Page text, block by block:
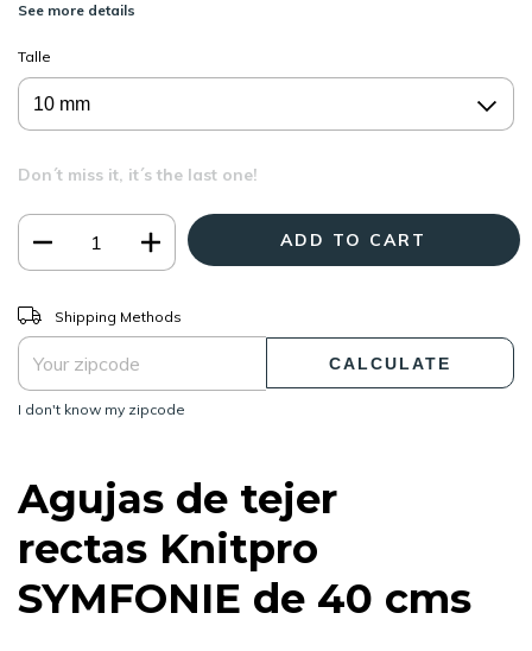
See more details
Talle
Don´t miss it, it´s the last one!
Shipping for zipcode:
Shipping Methods
CALCULATE
I don't know my zipcode
Agujas de tejer
rectas Knitpro
SYMFONIE de 40 cms